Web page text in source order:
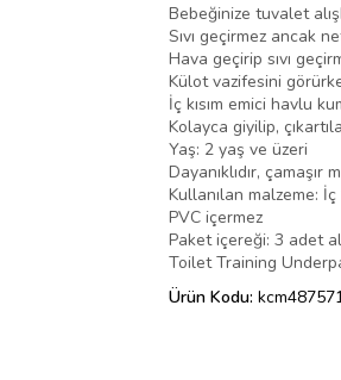
Bebeğinize tuvalet
Sıvı geçirmez ancak
Hava geçirip sıvı
Külot vazifesini
İç kısım emici havlu
Kolayca giyilip,
Yaş: 2 yaş ve üzeri
Dayanıklıdır,
Kullanılan malzeme:
PVC içermez
Paket içereği: 3 adet
Toilet Training
Ürün Kodu: